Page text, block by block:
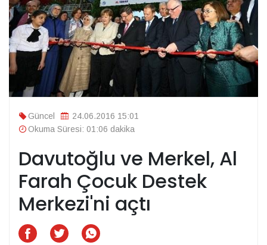
Güncel
24.06.2016 15:01
Okuma Süresi: 01:06 dakika
Davutoğlu ve Merkel, Al
Farah Çocuk Destek
Merkezi'ni açtı